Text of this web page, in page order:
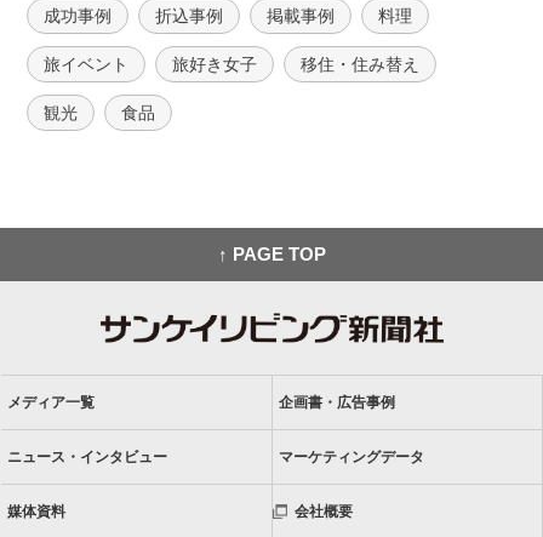
成功事例 折込事例 掲載事例 料理
旅イベント 旅好き女子 移住・住み替え
観光 食品
↑ PAGE TOP
メディア一覧 企画書・広告事例
ニュース・インタビュー マーケティングデータ
媒体資料 会社概要